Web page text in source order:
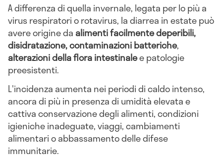
A differenza di quella invernale, legata per lo più a
virus respiratori o rotavirus, la diarrea in estate può
avere origine da alimenti facilmente deperibili,
disidratazione, contaminazioni batteriche,
alterazioni della flora intestinalee patologie
preesistenti.
L'incidenza aumenta nei periodi di caldo intenso,
ancora di più in presenza di umidità elevata e
cattiva conservazione degli alimenti, condizioni
igieniche inadeguate, viaggi, cambiamenti
alimentari o abbassamento delle difese
immunitarie.